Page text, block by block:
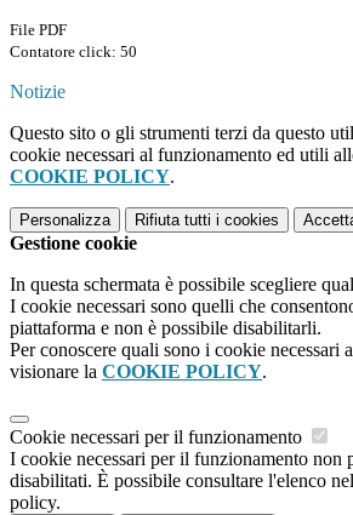
File PDF
Contatore click: 50
Notizie
Questo sito o gli strumenti terzi da questo
cookie necessari al funzionamento ed utili
COOKIE POLICY.
Personalizza Rifiuta tutti i cookies
Gestione cookie
In questa schermata è possibile scegliere
I cookie necessari sono quelli che
piattaforma e non è possibile disabilitarli.
Per conoscere quali sono i cookie necessari
visionare la COOKIE POLICY.
Cookie necessari per il funzionamento
I cookie necessari per il funzionamento non
disabilitati. È possibile consultare l'elenco
policy.